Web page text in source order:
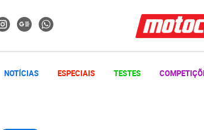
NOTÍCIAS ESPECIAIS TESTES